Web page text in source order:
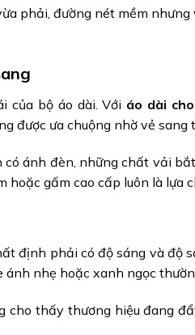
phải, đường nét mềm
của bộ áo dài. Với áo dài
được ưa chuộng nhờ vẻ sang
ánh đèn, những chất vải
gấm cao cấp luôn là lựa
định phải có độ sáng và độ
nhẹ hoặc xanh ngọc
cho thấy thương hiệu đang